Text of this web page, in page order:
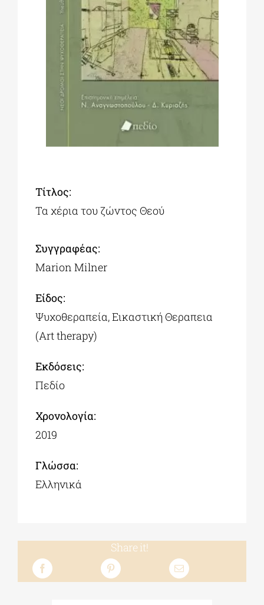
ΕΚΠΑΙΔΕΥΤΙΚΑ ΙΔΡΥΜΑΤΑ
ΠΟΛΙΤΙΣΤΙΚΟΙ ΦΟΡΕΙΣ
ΔΗΜΟΙΤίτλος:
Τα χέρια του ζώντος Θεού
Συγγραφέας:
Marion Milner
Είδος:
Ψυχοθεραπεία, Εικαστική Θεραπεια
(Art therapy)
Εκδόσεις:
Πεδίο
Χρονολογία:
2019
Γλώσσα:
Ελληνικά
Share it!